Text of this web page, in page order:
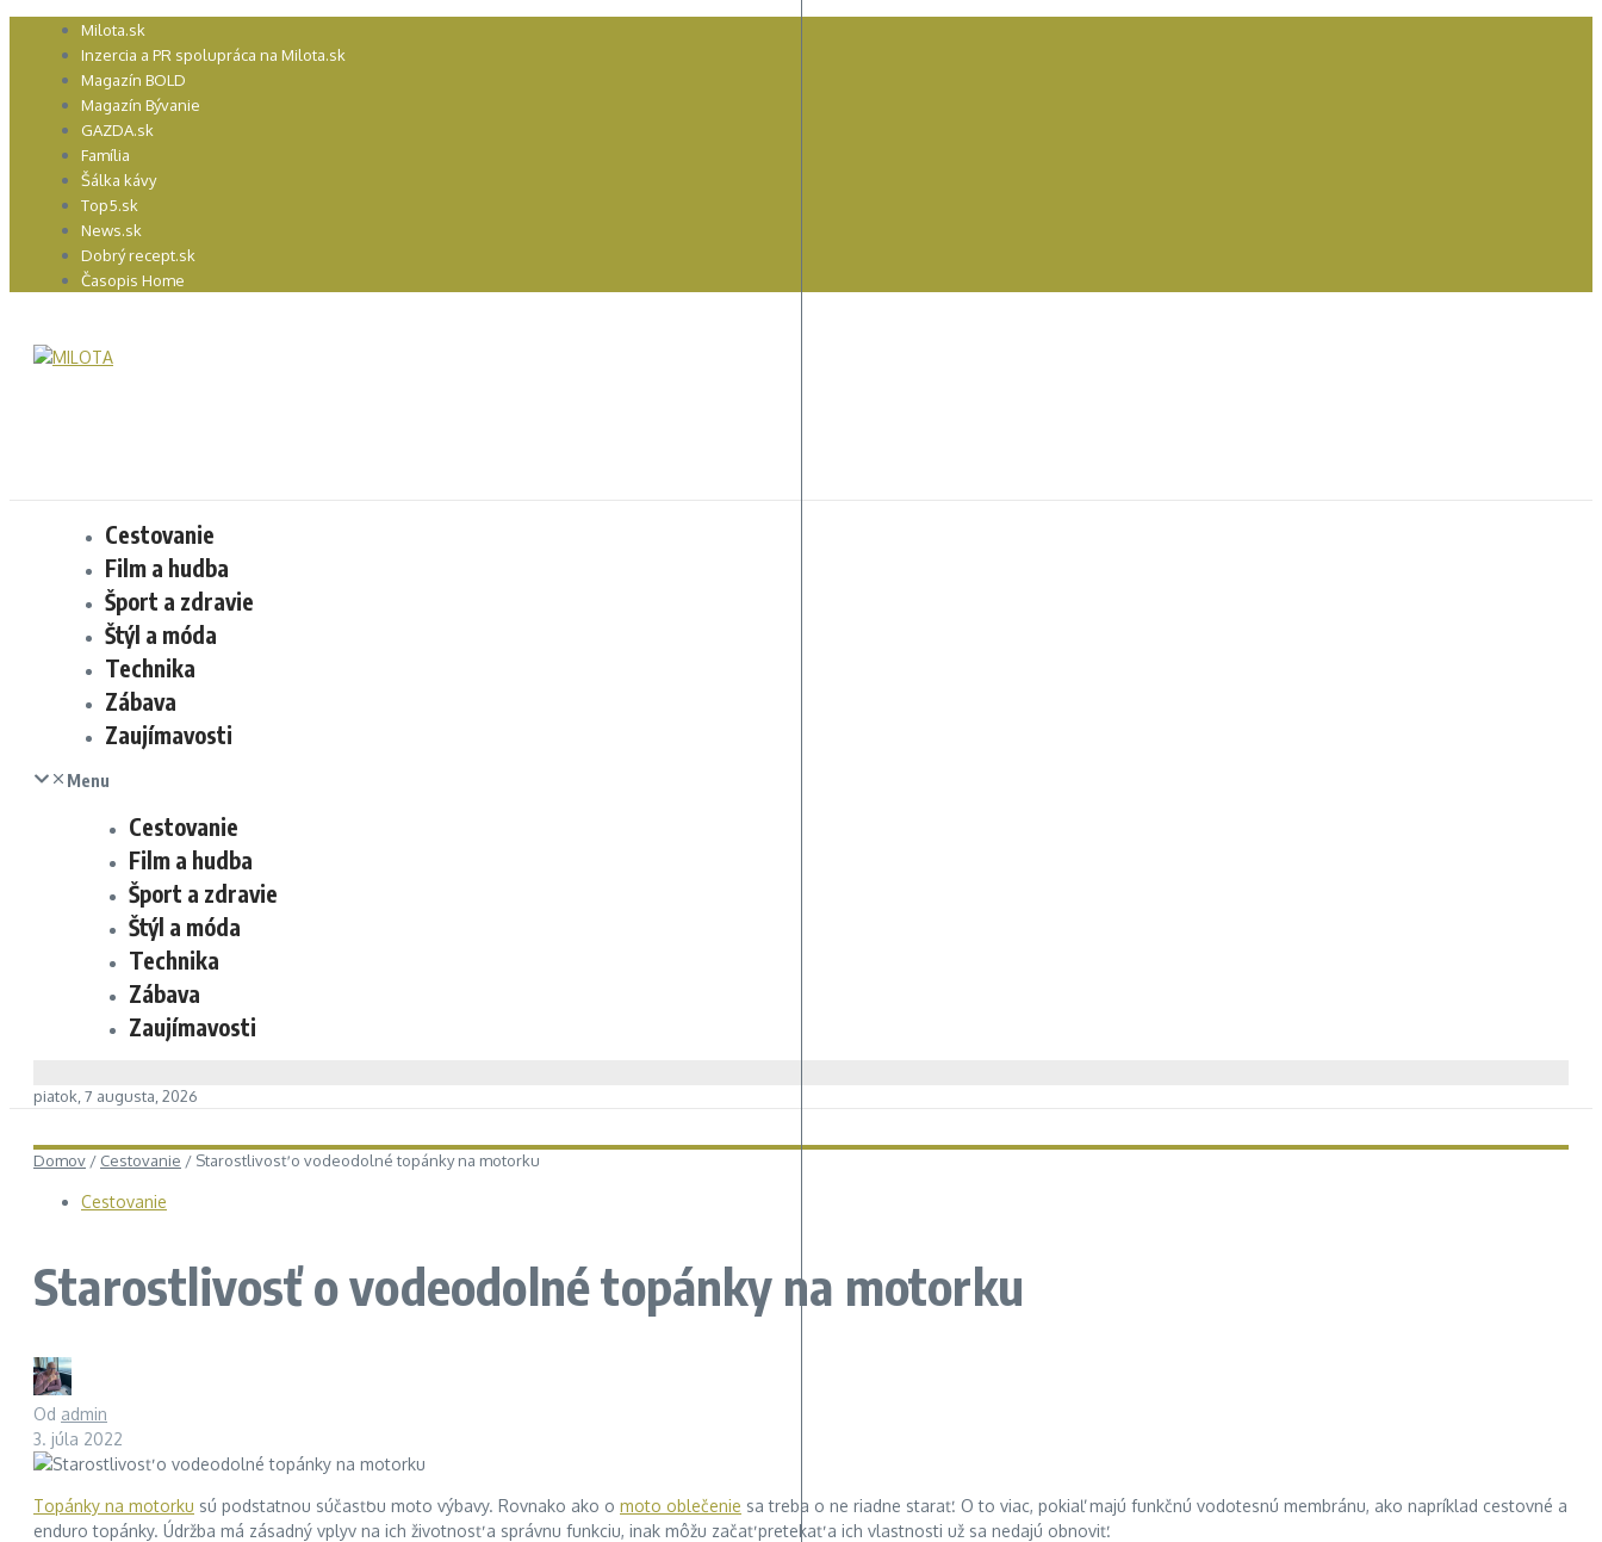
Preskočiť Milota.sk
Inzercia a PR spolupráca na Milota.sk
Magazín BOLD
Magazín Bývanie
GAZDA.sk
Família
Šálka kávy
Top5.sk
News.sk
Dobrý recept.sk
Časopis Home
Cestovanie
Film a hudba
Šport a zdravie
Štýl a móda
Technika
Zábava
Zaujímavosti
Menu
Cestovanie
Film a hudba
Šport a zdravie
Štýl a móda
Technika
Zábava
Zaujímavosti
piatok, 7 augusta, 2026
Domov / Cestovanie / Starostlivosť o vodeodolné topánky na motorku
Cestovanie
Starostlivosť o vodeodolné topánky na motorku
Od admin
3. júla 2022
Topánky na motorku sú podstatnou súčasťou moto výbavy. Rovnako ako o moto oblečenie sa treba o ne riadne starať. O to viac, pokiaľ majú funkčnú vodotesnú membránu, ako napríklad cestovné a
enduro topánky. Údržba má zásadný vplyv na ich životnosť a správnu funkciu, inak môžu začať pretekať a ich vlastnosti už sa nedajú obnoviť.